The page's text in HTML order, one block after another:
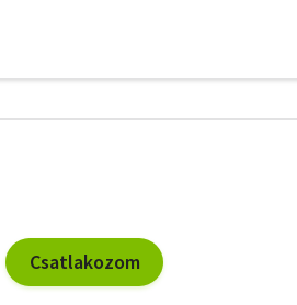
szűrők
Csatlakozom